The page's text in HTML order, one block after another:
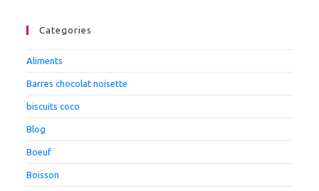
Categories
Aliments
Barres chocolat noisette
biscuits coco
Blog
Boeuf
Boisson